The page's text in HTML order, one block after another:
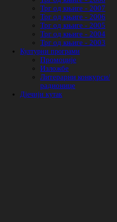
Трг од књиге - 2007
Трг од књиге - 2006
Трг од књиге - 2005
Трг од књиге - 2004
Трг од књиге - 2003
Културни програми
Промоције
Изложбе
Литерарни конкурси/
радионице
Дјечији кутак